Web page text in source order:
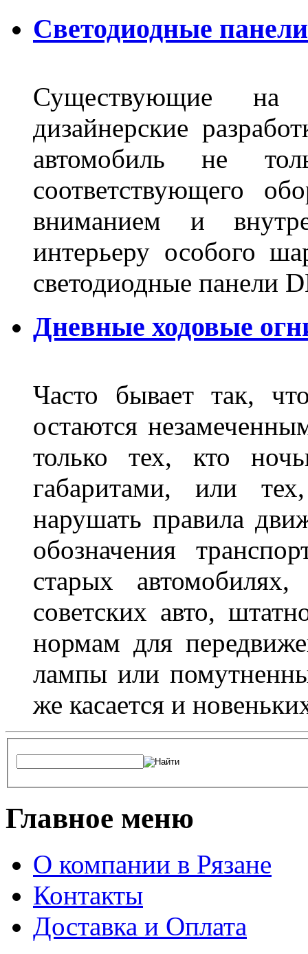
Светодиодные
Существующие
дизайнерские
автомобиль не
соответствующего
вниманием и
интерьеру особого
светодиодные панели
Дневные ходовые
Часто бывает так,
остаются
только тех, кто
габаритами, или
нарушать правила
обозначения
старых
советских авто,
нормам для
лампы или
же касается и
Главное меню
О компании в Рязане
Контакты
Доставка и Оплата